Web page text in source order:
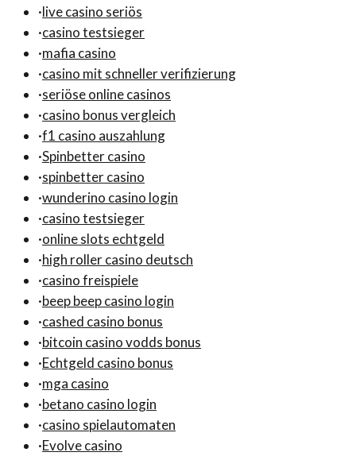
·live casino seriös
·casino testsieger
·mafia casino
·casino mit schneller verifizierung
·seriöse online casinos
·casino bonus vergleich
·f1 casino auszahlung
·Spinbetter casino
·spinbetter casino
·wunderino casino login
·casino testsieger
·online slots echtgeld
·high roller casino deutsch
·casino freispiele
·beep beep casino login
·cashed casino bonus
·bitcoin casino vodds bonus
·Echtgeld casino bonus
·mga casino
·betano casino login
·casino spielautomaten
·Evolve casino